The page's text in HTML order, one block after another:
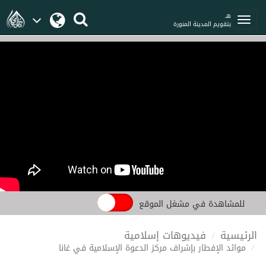
هـ
بتقويم المدينة المنورة
للمشاهدة في مشغل الموقع
الرئيسية فيديوهات إسلامية
موائد الإفطار بإشراف مركز الدعوة الإسلامية في غانا